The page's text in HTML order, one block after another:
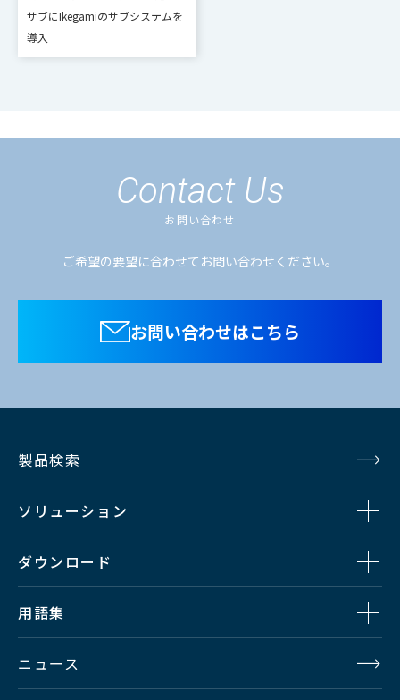
サブにIkegamiのサブシステムを
導入―
Contact Us
お問い合わせ
ご希望の要望に合わせてお問い合わせください。
お問い合わせはこちら
製品検索
ソリューション
ダウンロード
用語集
ニュース